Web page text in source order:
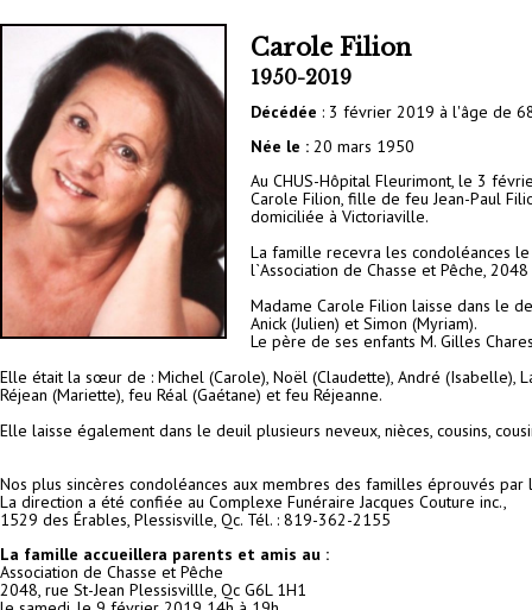
Carole Filion
1950-2019
Décédée : 3 février 2019 à l'âge de
Née le :20 mars 1950
Au CHUS-Hôpital Fleurimont, le 3
Carole Filion, fille de feu Jean-Paul
domiciliée à Victoriaville.
La famille recevra les condoléances
l`Association de Chasse et Pêche,
Madame Carole Filion laisse dans le
Anick (Julien) et Simon (Myriam).
Le père de ses enfants M. Gilles
Elle était la sœur de : Michel (Carole), Noël (Claudette), André (Isabelle),
Réjean (Mariette), feu Réal (Gaétane) et feu Réjeanne.
Elle laisse également dans le deuil plusieurs neveux, nièces, cousins,
Nos plus sincères condoléances aux membres des familles éprouvés par
La direction a été confiée au Complexe Funéraire Jacques Couture inc.,
1529 des Érables, Plessisville, Qc. Tél. : 819-362-2155
La famille accueillera parents et amis au :
Association de Chasse et Pêche
2048, rue St-Jean Plessisvillle, Qc G6L 1H1